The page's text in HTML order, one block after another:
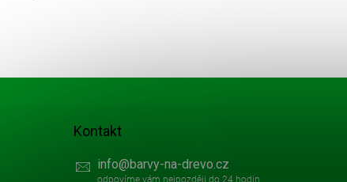
Kontakt
info@barvy-na-drevo.cz